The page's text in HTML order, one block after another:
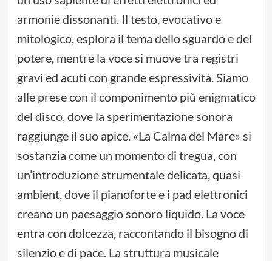
armonie dissonanti. Il testo, evocativo e
mitologico, esplora il tema dello sguardo e del
potere, mentre la voce si muove tra registri
gravi ed acuti con grande espressività. Siamo
alle prese con il componimento più enigmatico
del disco, dove la sperimentazione sonora
raggiunge il suo apice. «La Calma del Mare» si
sostanzia come un momento di tregua, con
un’introduzione strumentale delicata, quasi
ambient, dove il pianoforte e i pad elettronici
creano un paesaggio sonoro liquido. La voce
entra con dolcezza, raccontando il bisogno di
silenzio e di pace. La struttura musicale